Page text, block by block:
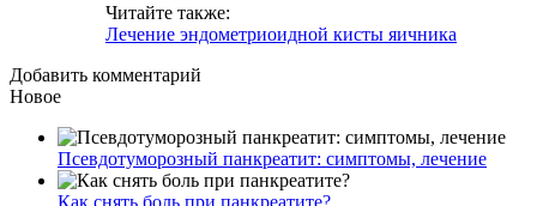
Читайте также:
Лечение эндометриоидной кисты яичника
Добавить комментарий
Новое
Псевдотуморозный панкреатит: симптомы, лечение
Как снять боль при панкреатите?